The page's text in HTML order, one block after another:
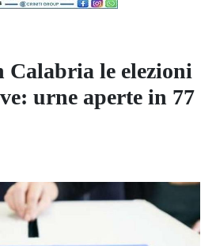
Calabria le elezioni
urne aperte in 77